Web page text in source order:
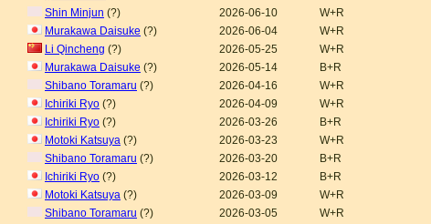
Shin Minjun (?) 2026-06-10
W+R
Murakawa Daisuke (?) 2026-06-04
W+R
Li Qincheng (?) 2026-05-25
W+R
Murakawa Daisuke (?) 2026-05-14
B+R
Shibano Toramaru (?) 2026-04-16
W+R
Ichiriki Ryo (?) 2026-04-09
W+R
Ichiriki Ryo (?) 2026-03-26
B+R
Motoki Katsuya (?) 2026-03-23
W+R
Shibano Toramaru (?) 2026-03-20
B+R
Ichiriki Ryo (?) 2026-03-12
B+R
Motoki Katsuya (?) 2026-03-09
W+R
Shibano Toramaru (?) 2026-03-05
W+R